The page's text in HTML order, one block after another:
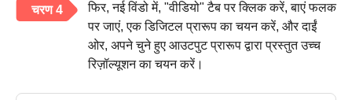
चरण 4
फिर, नई विंडो में, "वीडियो" टैब पर क्लिक करें, बाएं फलक
पर जाएं, एक डिजिटल प्रारूप का चयन करें, और दाईं
ओर, अपने चुने हुए आउटपुट प्रारूप द्वारा प्रस्तुत उच्च
रिज़ॉल्यूशन का चयन करें।